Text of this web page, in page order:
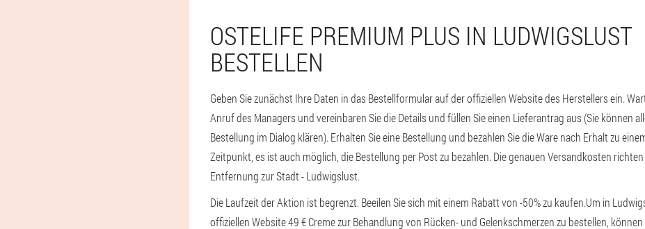
OSTELIFE PREMIUM PLUS IN LUDWIGSLUST
BESTELLEN
Geben Sie zunächst Ihre Daten in das Bestellformular auf der offiziellen Website des Herstellers ein.
Anruf des Managers und vereinbaren Sie die Details und füllen Sie einen Lieferantrag aus (Sie können
Bestellung im Dialog klären). Erhalten Sie eine Bestellung und bezahlen Sie die Ware nach Erhalt zu
Zeitpunkt, es ist auch möglich, die Bestellung per Post zu bezahlen. Die genauen Versandkosten
Entfernung zur Stadt - Ludwigslust.
Die Laufzeit der Aktion ist begrenzt. Beeilen Sie sich mit einem Rabatt von -50% zu kaufen.Um in
offiziellen Website 49 € Creme zur Behandlung von Rücken- und Gelenkschmerzen zu bestellen,